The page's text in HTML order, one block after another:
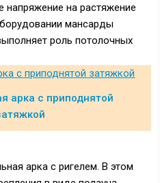
напряжение на растяжение
мансарды
роль потолочных
арка с приподнятой
арка с ригелем. В этом